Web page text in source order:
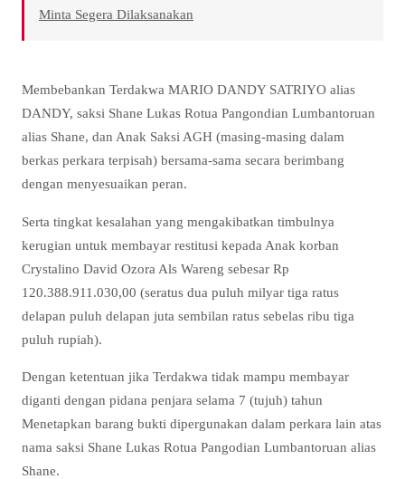
Minta Segera Dilaksanakan
Membebankan Terdakwa MARIO DANDY SATRIYO alias
DANDY, saksi Shane Lukas Rotua Pangondian Lumbantoruan
alias Shane, dan Anak Saksi AGH (masing-masing dalam
berkas perkara terpisah) bersama-sama secara berimbang
dengan menyesuaikan peran.
Serta tingkat kesalahan yang mengakibatkan timbulnya
kerugian untuk membayar restitusi kepada Anak korban
Crystalino David Ozora Als Wareng sebesar Rp
120.388.911.030,00 (seratus dua puluh milyar tiga ratus
delapan puluh delapan juta sembilan ratus sebelas ribu tiga
puluh rupiah).
Dengan ketentuan jika Terdakwa tidak mampu membayar
diganti dengan pidana penjara selama 7 (tujuh) tahun
Menetapkan barang bukti dipergunakan dalam perkara lain atas
nama saksi Shane Lukas Rotua Pangodian Lumbantoruan alias
Shane.